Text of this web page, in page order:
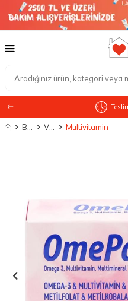
Anasayfa Multivitamin